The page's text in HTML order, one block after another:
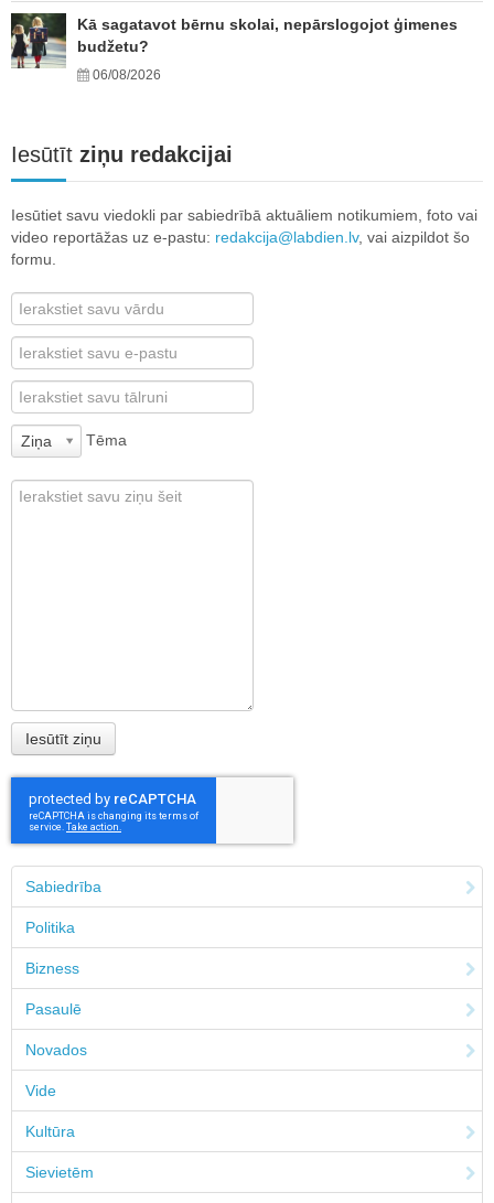
Kā sagatavot bērnu skolai, nepārslogojot ģimenes
budžetu?
06/08/2026
Iesūtīt ziņu redakcijai
Iesūtiet savu viedokli par sabiedrībā aktuāliem notikumiem, foto vai
video reportāžas uz e-pastu: redakcija@labdien.lv, vai aizpildot šo
formu.
Ziņa Tēma
Sabiedrība
Politika
Bizness
Pasaulē
Novados
Vide
Kultūra
Sievietēm